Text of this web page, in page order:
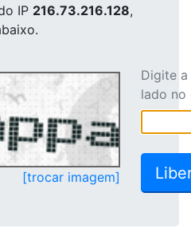
IP 216.73.216.128,
[trocar imagem]
Digite
lado no